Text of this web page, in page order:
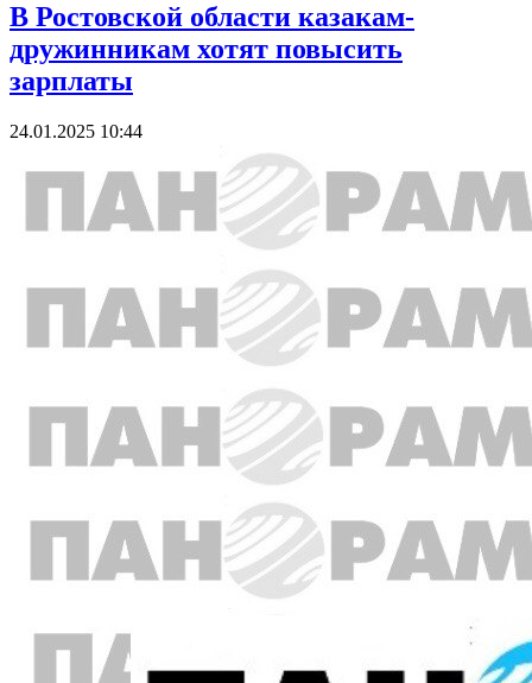
В Ростовской области казакам-
дружинникам хотят повысить
зарплаты
24.01.2025 10:44